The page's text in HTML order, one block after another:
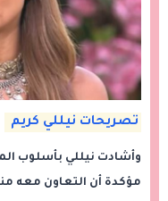
تصريحات نيللي كريم
وأشادت نيللي بأسلوب
مؤكدة أن التعاون معه